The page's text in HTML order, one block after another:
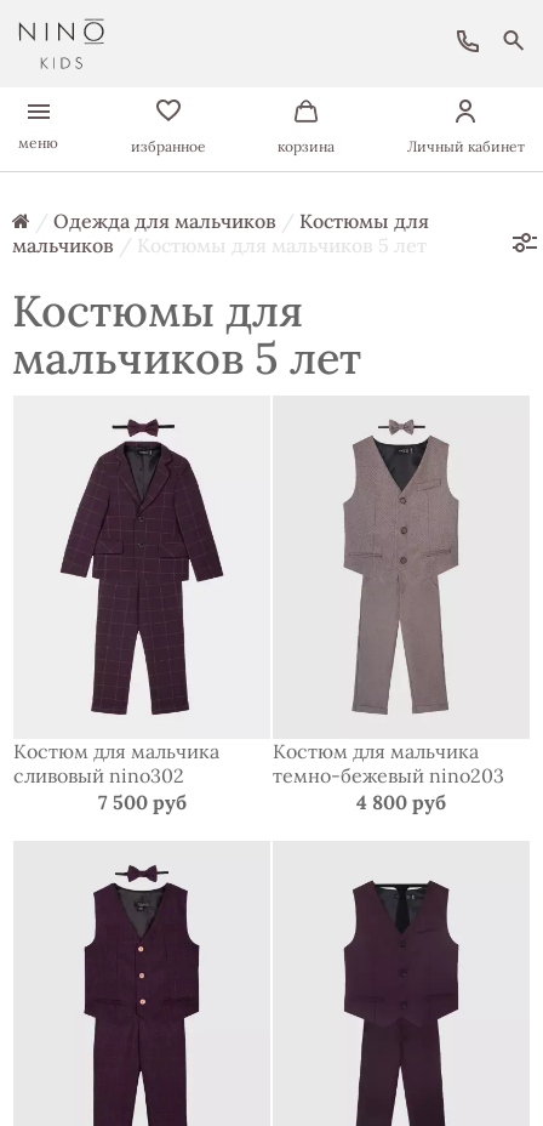
меню избранное корзина Личный кабинет
/ Одежда для мальчиков / Костюмы для
мальчиков / Костюмы для мальчиков 5 лет
Костюмы для
мальчиков 5 лет
Костюм для мальчика
сливовый nino302
7 500 руб
Костюм для мальчика
темно-бежевый nino203
4 800 руб